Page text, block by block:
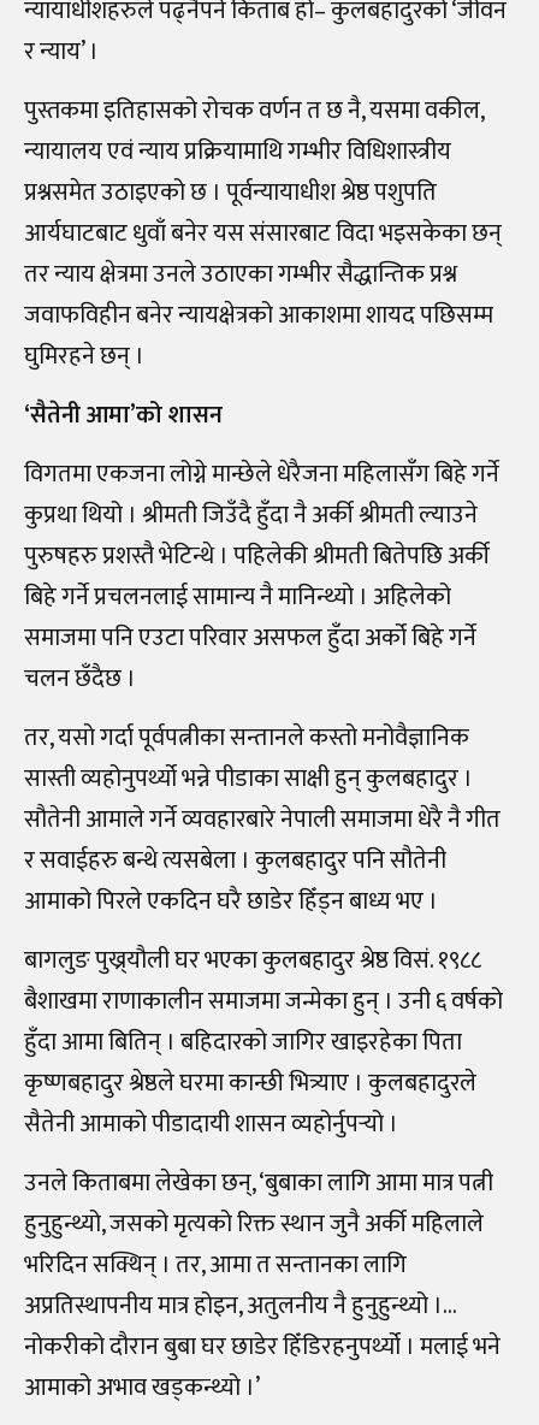
न्यायाधीशहरुले पढ्नैपर्ने किताब हो– कुलबहादुरको ‘जीवन
र न्याय’ ।
पुस्तकमा इतिहासको रोचक वर्णन त छ नै, यसमा वकील,
न्यायालय एवं न्याय प्रक्रियामाथि गम्भीर विधिशास्त्रीय
प्रश्नसमेत उठाइएको छ । पूर्वन्यायाधीश श्रेष्ठ पशुपति
आर्यघाटबाट धुवाँ बनेर यस संसारबाट विदा भइसकेका छन्
तर न्याय क्षेत्रमा उनले उठाएका गम्भीर सैद्धान्तिक प्रश्न
जवाफविहीन बनेर न्यायक्षेत्रको आकाशमा शायद पछिसम्म
घुमिरहने छन् ।
‘सैतेनी आमा’को शासन
विगतमा एकजना लोग्ने मान्छेले धेरैजना महिलासँग बिहे गर्ने
कुप्रथा थियो । श्रीमती जिउँदै हुँदा नै अर्की श्रीमती ल्याउने
पुरुषहरु प्रशस्तै भेटिन्थे । पहिलेकी श्रीमती बितेपछि अर्की
बिहे गर्ने प्रचलनलाई सामान्य नै मानिन्थ्यो । अहिलेको
समाजमा पनि एउटा परिवार असफल हुँदा अर्को बिहे गर्ने
चलन छँदैछ ।
तर, यसो गर्दा पूर्वपत्नीका सन्तानले कस्तो मनोवैज्ञानिक
सास्ती व्यहोनुपर्थ्यो भन्ने पीडाका साक्षी हुन् कुलबहादुर ।
सौतेनी आमाले गर्ने व्यवहारबारे नेपाली समाजमा धेरै नै गीत
र सवाईहरु बन्थे त्यसबेला । कुलबहादुर पनि सौतेनी
आमाको पिरले एकदिन घरै छाडेर हिँड्न बाध्य भए ।
बागलुङ पुख्र्यौली घर भएका कुलबहादुर श्रेष्ठ विसं. १९८८
बैशाखमा राणाकालीन समाजमा जन्मेका हुन् । उनी ६ वर्षको
हुँदा आमा बितिन् । बहिदारको जागिर खाइरहेका पिता
कृष्णबहादुर श्रेष्ठले घरमा कान्छी भित्र्याए । कुलबहादुरले
सैतेनी आमाको पीडादायी शासन व्यहोर्नुपर्‍यो ।
उनले किताबमा लेखेका छन्, ‘बुबाका लागि आमा मात्र पत्नी
हुनुहुन्थ्यो, जसको मृत्यको रिक्त स्थान जुनै अर्की महिलाले
भरिदिन सक्थिन् । तर, आमा त सन्तानका लागि
अप्रतिस्थापनीय मात्र होइन, अतुलनीय नै हुनुहुन्थ्यो ।…
नोकरीको दौरान बुबा घर छाडेर हिँडिरहनुपर्थ्यो । मलाई भने
आमाको अभाव खड्कन्थ्यो ।’